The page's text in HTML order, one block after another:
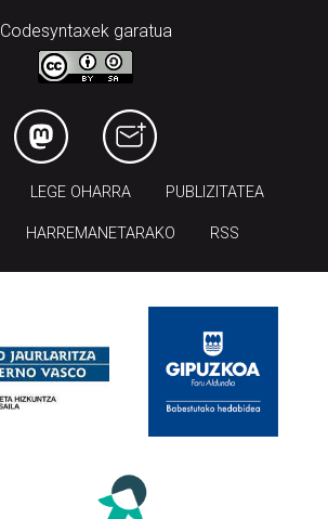
Codesyntaxek garatua
LEGE OHARRA PUBLIZITATEA
HARREMANETARAKO RSS